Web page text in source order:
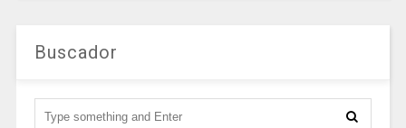
Buscador